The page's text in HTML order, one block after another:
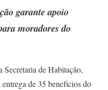
garante apoio
moradores do
de Habitação,
de 35 benefícios do